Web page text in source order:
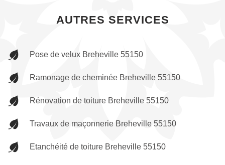
AUTRES SERVICES
Pose de velux Breheville 55150
Ramonage de cheminée Breheville 55150
Rénovation de toiture Breheville 55150
Travaux de maçonnerie Breheville 55150
Etanchéité de toiture Breheville 55150